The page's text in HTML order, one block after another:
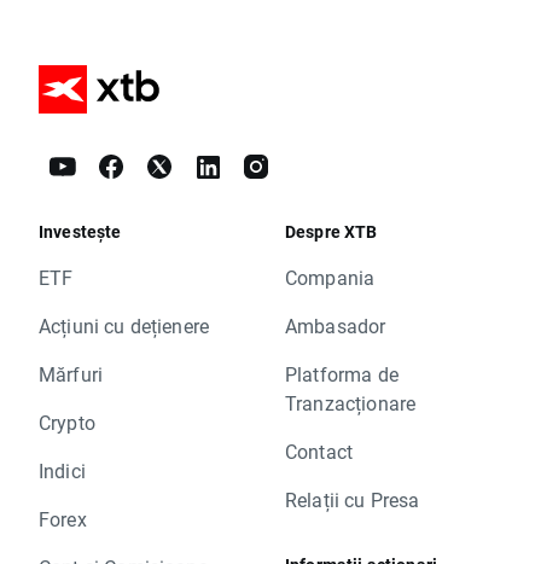
Investește
ETF
Acțiuni cu dețienere
Mărfuri
Crypto
Indici
Forex
Despre XTB
Compania
Ambasador
Platforma de
Tranzacționare
Contact
Relații cu Presa